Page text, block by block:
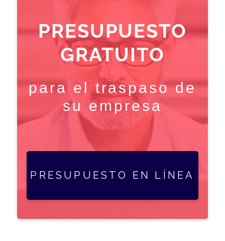
PRESUPUESTO
GRATUITO
para el traspaso de
su empresa
PRESUPUESTO EN LÍNEA